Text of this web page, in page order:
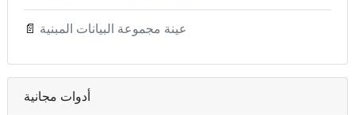
📄 عينة مجموعة البيانات المبنية
أدوات مجانية